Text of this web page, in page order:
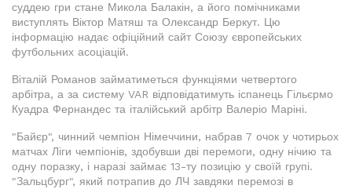
суддею гри стане Микола Балакін, а його помічниками
виступлять Віктор Матяш та Олександр Беркут. Цю
інформацію надає офіційний сайт Союзу європейських
футбольних асоціацій.
Віталій Романов займатиметься функціями четвертого
арбітра, а за систему VAR відповідатимуть іспанець Гільєрмо
Куадра Фернандес та італійський арбітр Валеріо Маріні.
"Байєр", чинний чемпіон Німеччини, набрав 7 очок у чотирьох
матчах Ліги чемпіонів, здобувши дві перемоги, одну нічию та
одну поразку, і наразі займає 13-ту позицію у своїй групі.
"Зальцбург", який потрапив до ЛЧ завдяки перемозі в